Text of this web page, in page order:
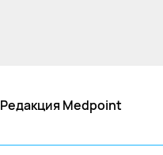
Редакция Medpoint